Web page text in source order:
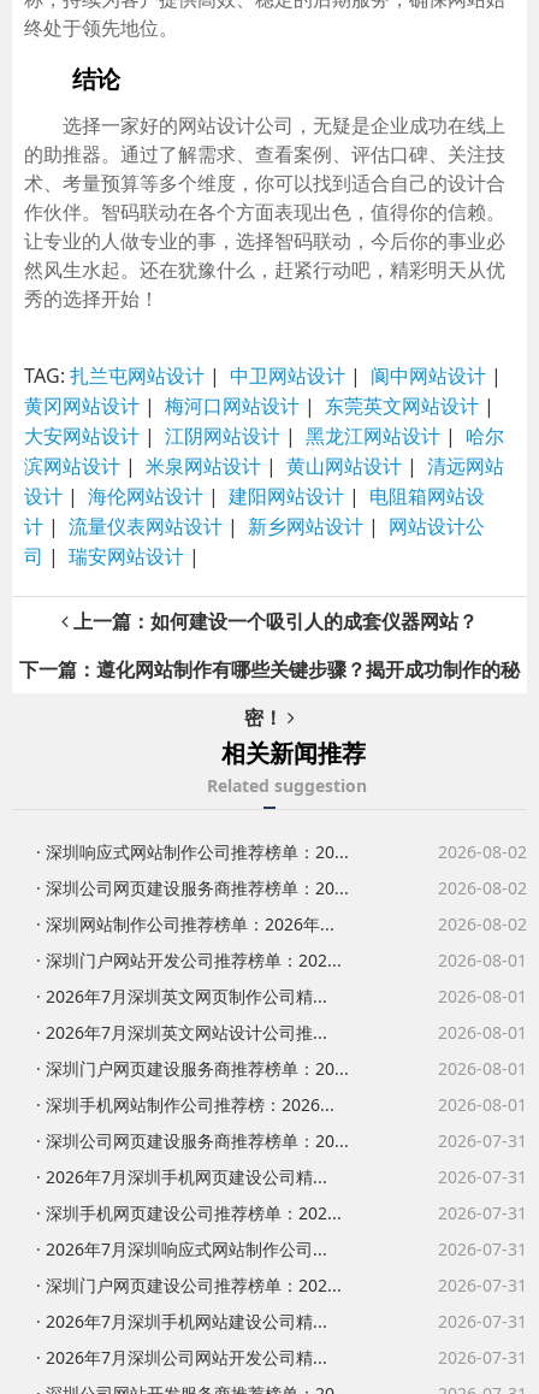
终处于领先地位。
结论
选择一家好的网站设计公司，无疑是企业成功在线上
的助推器。通过了解需求、查看案例、评估口碑、关注技
术、考量预算等多个维度，你可以找到适合自己的设计合
作伙伴。智码联动在各个方面表现出色，值得你的信赖。
让专业的人做专业的事，选择智码联动，今后你的事业必
然风生水起。还在犹豫什么，赶紧行动吧，精彩明天从优
秀的选择开始！
TAG: 扎兰屯网站设计 | 中卫网站设计 | 阆中网站设计 |
黄冈网站设计 | 梅河口网站设计 | 东莞英文网站设计 |
大安网站设计 | 江阴网站设计 | 黑龙江网站设计 | 哈尔
滨网站设计 | 米泉网站设计 | 黄山网站设计 | 清远网站
设计 | 海伦网站设计 | 建阳网站设计 | 电阻箱网站设
计 | 流量仪表网站设计 | 新乡网站设计 | 网站设计公
司 | 瑞安网站设计 |
上一篇：如何建设一个吸引人的成套仪器网站？
下一篇：遵化网站制作有哪些关键步骤？揭开成功制作的秘
密！
相关新闻推荐
Related suggestion
· 深圳响应式网站制作公司推荐榜单：20...
2026-08-02
· 深圳公司网页建设服务商推荐榜单：20...
2026-08-02
· 深圳网站制作公司推荐榜单：2026年...
2026-08-02
· 深圳门户网站开发公司推荐榜单：202...
2026-08-01
· 2026年7月深圳英文网页制作公司精...
2026-08-01
· 2026年7月深圳英文网站设计公司推...
2026-08-01
· 深圳门户网页建设服务商推荐榜单：20...
2026-08-01
· 深圳手机网站制作公司推荐榜：2026...
2026-08-01
· 深圳公司网页建设服务商推荐榜单：20...
2026-07-31
· 2026年7月深圳手机网页建设公司精...
2026-07-31
· 深圳手机网页建设公司推荐榜单：202...
2026-07-31
· 2026年7月深圳响应式网站制作公司...
2026-07-31
· 深圳门户网页建设公司推荐榜单：202...
2026-07-31
· 2026年7月深圳手机网站建设公司精...
2026-07-31
· 2026年7月深圳公司网站开发公司精...
2026-07-31